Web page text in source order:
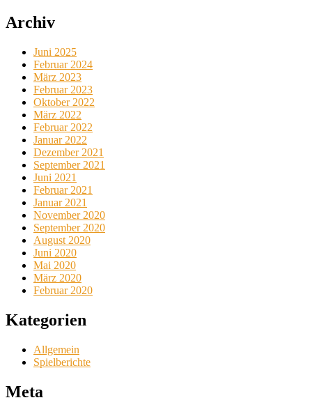
Archiv
Juni 2025
Februar 2024
März 2023
Februar 2023
Oktober 2022
März 2022
Februar 2022
Januar 2022
Dezember 2021
September 2021
Juni 2021
Februar 2021
Januar 2021
November 2020
September 2020
August 2020
Juni 2020
Mai 2020
März 2020
Februar 2020
Kategorien
Allgemein
Spielberichte
Meta